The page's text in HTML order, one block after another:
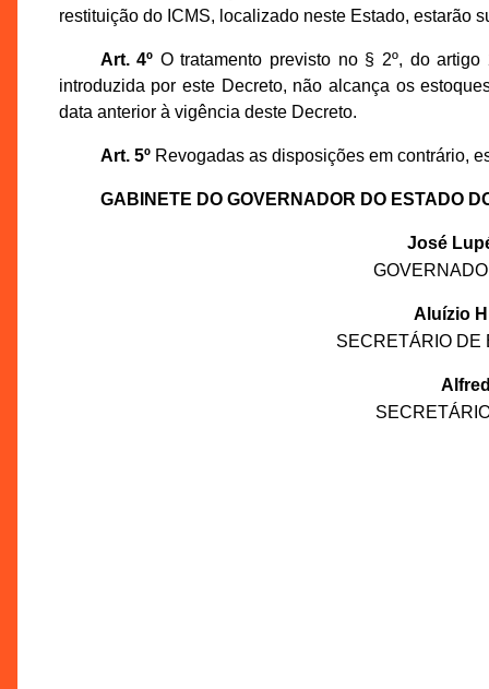
restituição do ICMS, localizado neste Estado, estarão
Art. 4º O tratamento previsto no § 2º, do
introduzida por este Decreto, não alcança os
data anterior à vigência deste Decreto.
Art. 5ºRevogadas as disposições em contrário,
GABINETE DO GOVERNADOR DO ESTADO
José
Aluízio
SECRETÁRIO DE